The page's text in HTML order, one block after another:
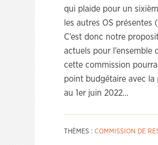
qui plaide pour un
les autres OS présentes
C’est donc notre
actuels pour l’ensemble
cette commission
point budgétaire avec la
au 1er juin 2022…
THÈMES : COMMISSION DE